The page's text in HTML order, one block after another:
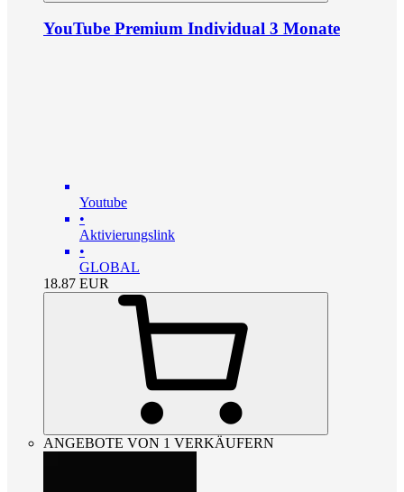
YouTube Premium Individual 3 Monate
Youtube
•
Aktivierungslink
•
GLOBAL
18.87 EUR
ANGEBOTE VON 1 VERKÄUFERN